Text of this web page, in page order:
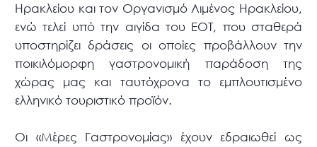
Ηρακλείου και τον Οργανισμό Λιμένος Ηρακλείου,
ενώ τελεί υπό την αιγίδα του ΕΟΤ, που σταθερά
υποστηρίζει δράσεις οι οποίες προβάλλουν την
ποικιλόμορφη γαστρονομική παράδοση της
χώρας μας και ταυτόχρονα το εμπλουτισμένο
ελληνικό τουριστικό προϊόν.
Οι «Μέρες Γαστρονομίας» έχουν εδραιωθεί ως